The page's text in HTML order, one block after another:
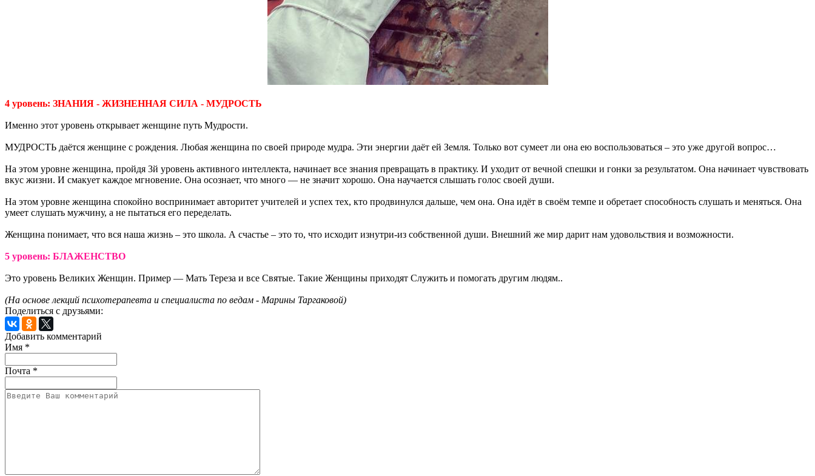
4 уровень: ЗНАНИЯ - ЖИЗНЕННАЯ СИЛА - МУДРОСТЬ
Именно этот уровень открывает женщине путь Мудрости.
МУДРОСТЬ даётся женщине с рождения. Любая женщина по своей природе мудра. Эти энергии даёт ей Земля. Только вот сумеет ли она ею воспользоваться – это уже другой вопрос…
На этом уровне женщина, пройдя 3й уровень активного интеллекта, начинает все знания превращать в практику. И уходит от вечной спешки и гонки за результатом. Она начинает чувствовать
вкус жизни. И смакует каждое мгновение. Она осознает, что много — не значит хорошо. Она научается слышать голос своей души.
На этом уровне женщина спокойно воспринимает авторитет учителей и успех тех, кто продвинулся дальше, чем она. Она идёт в своём темпе и обретает способность слушать и меняться. Она
умеет слушать мужчину, а не пытаться его переделать.
Женщина понимает, что вся наша жизнь – это школа. А счастье – это то, что исходит изнутри-из собственной души. Внешний же мир дарит нам удовольствия и возможности.
5 уровень: БЛАЖЕНСТВО
Это уровень Великих Женщин. Пример — Мать Тереза и все Святые. Такие Женщины приходят Служить и помогать другим людям..
(На основе лекций психотерапевта и специалиста по ведам - Марины Таргаковой)
Поделиться с друзьями:
Добавить комментарий
Имя *
Почта *